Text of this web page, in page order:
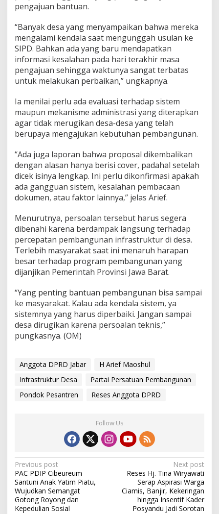
pengajuan bantuan.
“Banyak desa yang menyampaikan bahwa mereka
mengalami kendala saat mengunggah usulan ke
SIPD. Bahkan ada yang baru mendapatkan
informasi kesalahan pada hari terakhir masa
pengajuan sehingga waktunya sangat terbatas
untuk melakukan perbaikan,” ungkapnya.
Ia menilai perlu ada evaluasi terhadap sistem
maupun mekanisme administrasi yang diterapkan
agar tidak merugikan desa-desa yang telah
berupaya mengajukan kebutuhan pembangunan.
“Ada juga laporan bahwa proposal dikembalikan
dengan alasan hanya berisi cover, padahal setelah
dicek isinya lengkap. Ini perlu dikonfirmasi apakah
ada gangguan sistem, kesalahan pembacaan
dokumen, atau faktor lainnya,” jelas Arief.
Menurutnya, persoalan tersebut harus segera
dibenahi karena berdampak langsung terhadap
percepatan pembangunan infrastruktur di desa.
Terlebih masyarakat saat ini menaruh harapan
besar terhadap program pembangunan yang
dijanjikan Pemerintah Provinsi Jawa Barat.
“Yang penting bantuan pembangunan bisa sampai
ke masyarakat. Kalau ada kendala sistem, ya
sistemnya yang harus diperbaiki. Jangan sampai
desa dirugikan karena persoalan teknis,”
pungkasnya. (OM)
Anggota DPRD Jabar
H Arief Maoshul
Infrastruktur Desa
Partai Persatuan Pembangunan
Pondok Pesantren
Reses Anggota DPRD
Follow Us
Post
navigation
Previous post
PAC PDIP Cibeureum
Santuni Anak Yatim Piatu,
Wujudkan Semangat
Gotong Royong dan
Kepedulian Sosial
Next post
Reses Hj. Tina Wiryawati
Serap Aspirasi Warga
Ciamis, Banjir, Kekeringan
hingga Insentif Kader
Posyandu Jadi Sorotan